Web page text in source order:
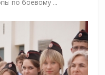
по боевому ...